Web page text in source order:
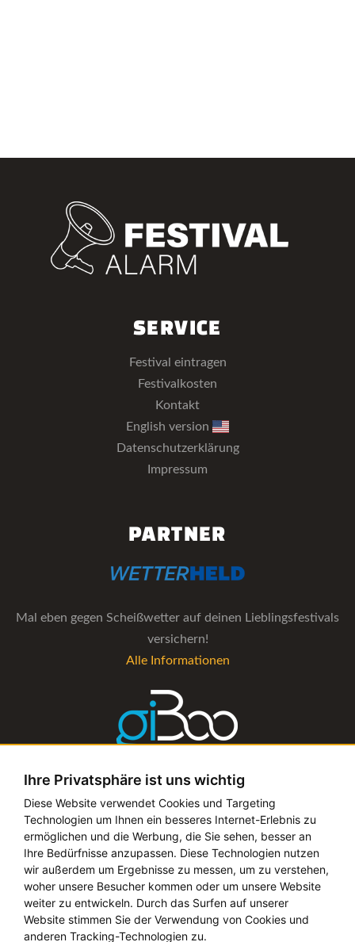
Ihre Privatsphäre ist uns wichtig
Diese Website verwendet Cookies und Targeting
Technologien um Ihnen ein besseres Internet-Erlebnis zu
ermöglichen und die Werbung, die Sie sehen, besser an
Ihre Bedürfnisse anzupassen. Diese Technologien nutzen
wir außerdem um Ergebnisse zu messen, um zu verstehen,
woher unsere Besucher kommen oder um unsere Website
weiter zu entwickeln. Durch das Surfen auf unserer
Website stimmen Sie der Verwendung von Cookies und
anderen Tracking-Technologien zu.
SERVICE
Festival eintragen
Festivalkosten
Kontakt
English version
Datenschutzerklärung
Impressum
PARTNER
Mal eben gegen Scheißwetter auf deinen Lieblingsfestivals
versichern!
Alle Informationen
Die Verwaltungs-Software für alle Künstler- und
Bookingagenturen
Alle Informationen
Copyright © 2019 - 2026 festival-alarm.com | ein